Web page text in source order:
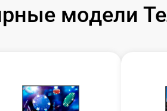
модели